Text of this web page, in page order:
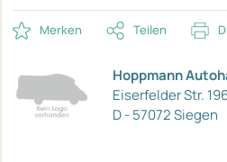
Merken Teilen
Hoppmann
Eiserfelder Str.
D - 57072 Siegen